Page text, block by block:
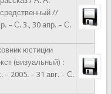
//
– С. 3., 30 апр. – С.
юстиции
(визуальный) :
2005. – 31 авг. – С.